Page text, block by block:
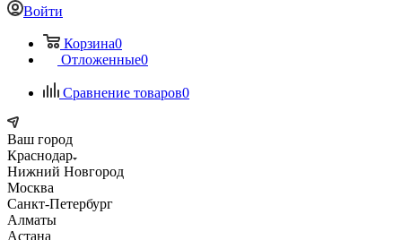
Войти
Корзина0
Отложенные0
Сравнение товаров0
Ваш город
Краснодар
Нижний Новгород
Москва
Санкт-Петербург
Алматы
Астана